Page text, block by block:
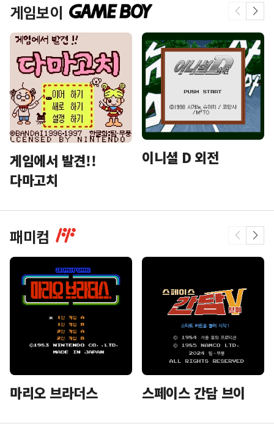
게임보이
게임에서 발견!!
다마고치
이니셜 D 외전
패미컴
마리오 브라더스 스페이스 간담 브이